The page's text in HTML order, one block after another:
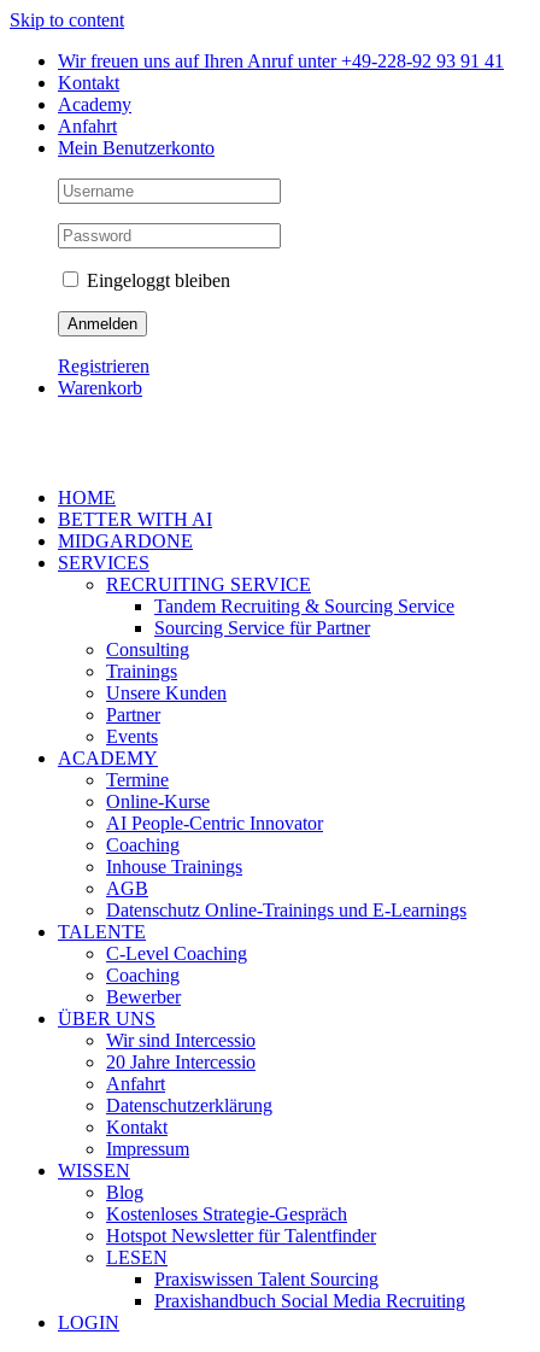
Skip to content
Wir freuen uns auf Ihren Anruf unter +49-228-92 93 91 41
Kontakt
Academy
Anfahrt
Mein Benutzerkonto
Eingeloggt bleiben
Registrieren
Warenkorb
HOME
BETTER WITH AI
MIDGARDONE
SERVICES
RECRUITING SERVICE
Tandem Recruiting & Sourcing Service
Sourcing Service für Partner
Consulting
Trainings
Unsere Kunden
Partner
Events
ACADEMY
Termine
Online-Kurse
AI People-Centric Innovator
Coaching
Inhouse Trainings
AGB
Datenschutz Online-Trainings und E-Learnings
TALENTE
C-Level Coaching
Coaching
Bewerber
ÜBER UNS
Wir sind Intercessio
20 Jahre Intercessio
Anfahrt
Datenschutzerklärung
Kontakt
Impressum
WISSEN
Blog
Kostenloses Strategie-Gespräch
Hotspot Newsletter für Talentfinder
LESEN
Praxiswissen Talent Sourcing
Praxishandbuch Social Media Recruiting
LOGIN